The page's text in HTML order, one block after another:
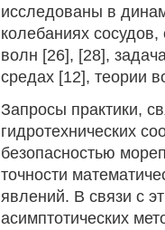
исследованы в
колебаниях
волн [26], [28],
средах [12], теории
Запросы практики,
гидротехнических
безопасностью
точности
явлений. В связи с
асимптотических